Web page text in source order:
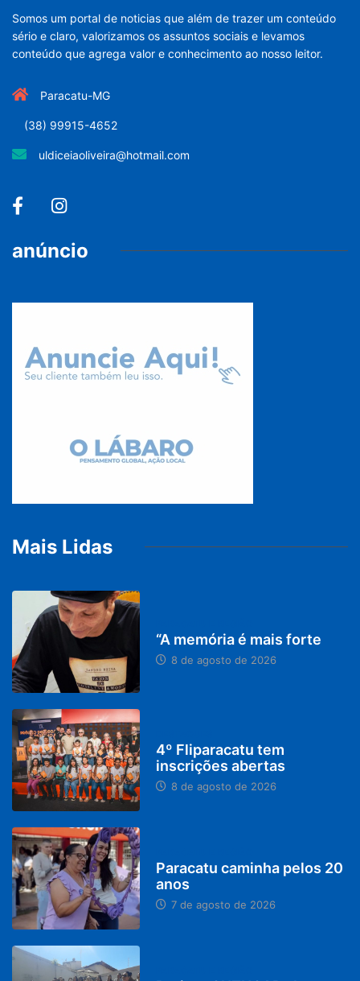
Somos um portal de noticias que além de trazer um conteúdo
sério e claro, valorizamos os assuntos sociais e levamos
conteúdo que agrega valor e conhecimento ao nosso leitor.
Paracatu-MG
(38) 99915-4652
uldiceiaoliveira@hotmail.com
anúncio
Mais Lidas
“A memória é mais forte
8 de agosto de 2026
4º Fliparacatu tem
inscrições abertas
8 de agosto de 2026
Paracatu caminha pelos 20
anos
7 de agosto de 2026